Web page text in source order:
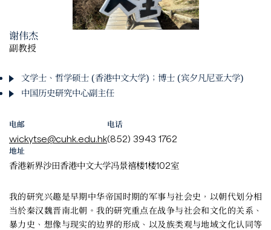
谢伟杰
副教授
文学士、哲学硕士 (香港中文大学)；博士 (宾夕凡尼亚大学)
中国历史研究中心副主任
电邮
wickytse@cuhk.edu.hk
电话
(852) 3943 1762
地址
香港新界沙田香港中文大学冯景禧楼1楼102室
我的研究兴趣是早期中华帝国时期的军事与社会史，以朝代划分相
当於秦汉魏晋南北朝。我的研究重点在战争与社会和文化的关系、
暴力史、想像与现实的边界的形成、以及族类观与地域文化认同等